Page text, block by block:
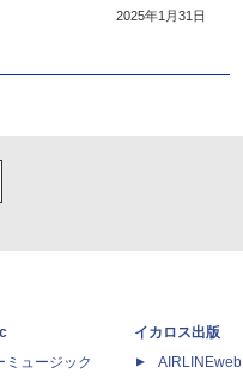
2025年1月31日
ミュージック
イカロス出版
AIRLINEweb